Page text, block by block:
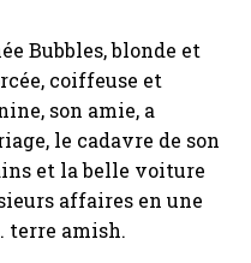
Bubbles, blonde et
coiffeuse et
son amie, a
le cadavre de son
et la belle voiture
affaires en une
terre amish.